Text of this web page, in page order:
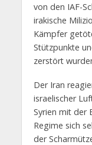
von den IAF-
irakische
Kämpfer
Stützpunkte
zerstört
Der Iran
israelischer
Syrien mit der
Regime sich
der